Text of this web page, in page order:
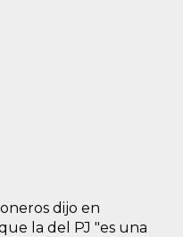
dijo en
la del PJ "es una